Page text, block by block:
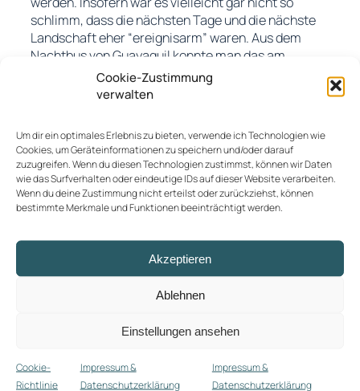
Cookie-Zustimmung
verwalten
Um dir ein optimales Erlebnis zu bieten, verwende ich Technologien wie
Cookies, um Geräteinformationen zu speichern und/oder darauf
zuzugreifen. Wenn du diesen Technologien zustimmst, können wir Daten
wie das Surfverhalten oder eindeutige IDs auf dieser Website verarbeiten.
Wenn du deine Zustimmung nicht erteilst oder zurückziehst, können
bestimmte Merkmale und Funktionen beeinträchtigt werden.
Akzeptieren
Ablehnen
Einstellungen ansehen
Cookie-
Richtlinie
Impressum &
Datenschutzerklärung
Impressum &
Datenschutzerklärung
schlimm, dass die nächsten Tage und die nächste
Landschaft eher “ereignisarm” waren. Aus dem
Nachtbus von Guayaquil konnte man das am
nächsten morgen schon erahnen. Ein Blick aus dem
Fenster offenbarte eine karge, trockene,
14. Oktober 2019